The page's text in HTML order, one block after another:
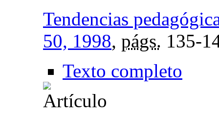
Tendencias
50, 1998, págs. 135-
Texto completo